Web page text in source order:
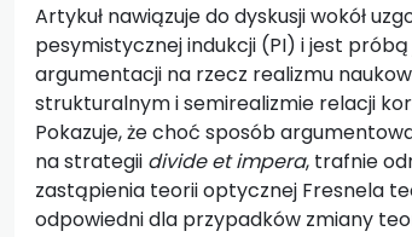
Artykuł nawiązuje do dyskusji wokół
pesymistycznej indukcji (PI) i jest
argumentacji na rzecz realizmu
strukturalnym i semirealizmie relacji
Pokazuje, że choć sposób
na strategii divide et impera, trafnie
zastąpienia teorii optycznej Fresnela
odpowiedni dla przypadków zmiany